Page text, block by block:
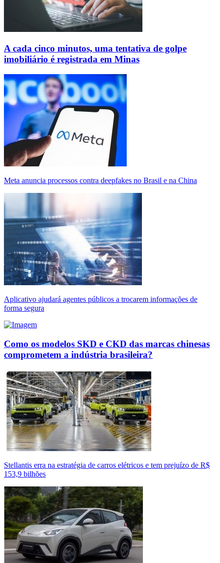
A cada cinco minutos, uma tentativa de golpe
imobiliário é registrada em Minas
Meta anuncia processos contra deepfakes no Brasil e na China
Aplicativo ajudará agentes públicos a trocarem informações de
forma segura
Como os modelos SKD e CKD das marcas chinesas
comprometem a indústria brasileira?
Stellantis erra na estratégia de carros elétricos e tem prejuízo de R$
153,9 bilhões